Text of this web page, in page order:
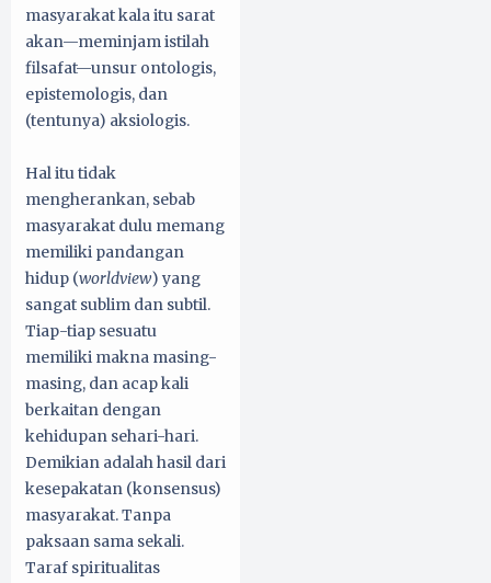
masyarakat kala itu sarat
akan—meminjam istilah
filsafat—unsur ontologis,
epistemologis, dan
(tentunya) aksiologis.
Hal itu tidak
mengherankan, sebab
masyarakat dulu memang
memiliki pandangan
hidup (worldview) yang
sangat sublim dan subtil.
Tiap-tiap sesuatu
memiliki makna masing-
masing, dan acap kali
berkaitan dengan
kehidupan sehari-hari.
Demikian adalah hasil dari
kesepakatan (konsensus)
masyarakat. Tanpa
paksaan sama sekali.
Taraf spiritualitas